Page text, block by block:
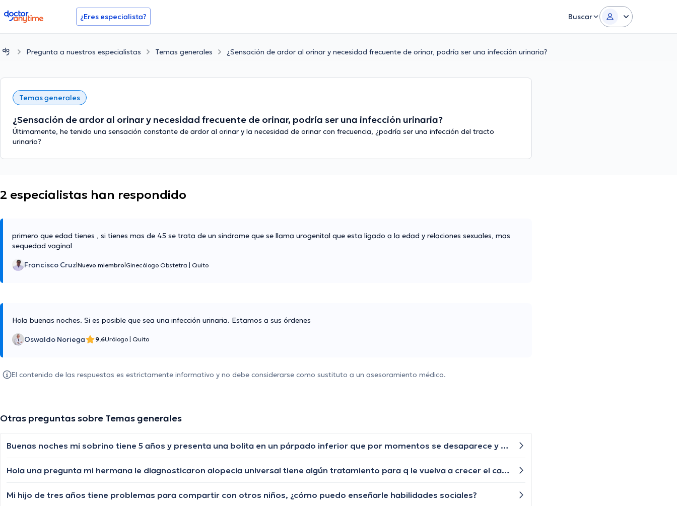
doctoranytime ¿Eres especialista? Buscar
Pregunta a nuestros especialistas Temas generales ¿Sensación de ardor al orinar y necesidad frecuente de orinar, podría ser una infección urinaria?
Temas generales
¿Sensación de ardor al orinar y necesidad frecuente de orinar, podría ser una infección urinaria?
Últimamente, he tenido una sensación constante de ardor al orinar y la necesidad de orinar con frecuencia, ¿podría ser una infección del tracto
urinario?
2 especialistas han respondido
primero que edad tienes , si tienes mas de 45 se trata de un sindrome que se llama urogenital que esta ligado a la edad y relaciones sexuales, mas
sequedad vaginal
Francisco Cruz Nuevo miembro Ginecólogo Obstetra Quito
Hola buenas noches. Si es posible que sea una infección urinaria. Estamos a sus órdenes
Oswaldo Noriega 9,6Urólogo Quito
El contenido de las respuestas es estrictamente informativo y no debe considerarse como sustituto a un asesoramiento médico.
Otras preguntas sobre Temas generales
Buenas noches mi sobrino tiene 5 años y presenta una bolita en un párpado inferior que por momentos se desaparece y nuevamente le vuelve aparecer, qué especialista nos puede ayudar?
Hola una pregunta mi hermana le diagnosticaron alopecia universal tiene algún tratamiento para q le vuelva a crecer el cabello las cejas y pestañas , aunque ya le están creciendo de a poquito pero lento y chiquititos pelitos blancos y unos negros con las cejas y pestañas igual algún tratamiento q le ayude a crecer o esa enfermedad ya no tiene tratamiento?
Mi hijo de tres años tiene problemas para compartir con otros niños, ¿cómo puedo enseñarle habilidades sociales?